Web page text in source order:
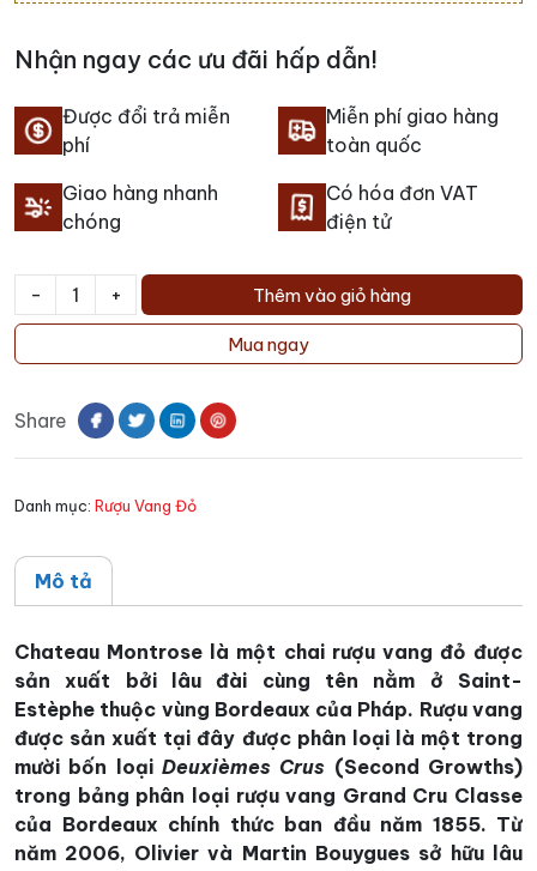
Nhận ngay các ưu đãi hấp dẫn!
Được đổi trả miễn
phí
Miễn phí giao hàng
toàn quốc
Giao hàng nhanh
chóng
Có hóa đơn VAT
điện tử
-
Rượu
Chateau
số
+ Thêm vào giỏ hàng
Mua ngay
Share
Danh mục: Rượu Vang Đỏ
Mô tả
Chateau Montrose là một chai rượu vang đỏ được
sản xuất bởi lâu đài cùng tên nằm ở Saint-
Estèphe thuộc vùng Bordeaux của Pháp. Rượu vang
được sản xuất tại đây được phân loại là một trong
mười bốn loại Deuxièmes Crus (Second Growths)
trong bảng phân loại rượu vang Grand Cru Classe
của Bordeaux chính thức ban đầu năm 1855. Từ
năm 2006, Olivier và Martin Bouygues sở hữu lâu